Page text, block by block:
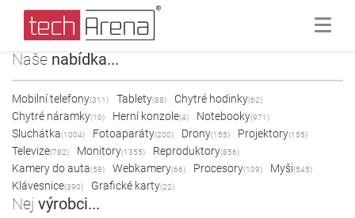
Naše nabídka...
Mobilní telefony(311) Tablety(88) Chytré hodinky(62)
Chytré náramky(10) Herní konzole(4) Notebooky(971)
Sluchátka(1004) Fotoaparáty(200) Drony(155) Projektory(155)
Televize(782) Monitory(1355) Reproduktory(856)
Kamery do auta(58) Webkamery(66) Procesory(109) Myši(545)
Klávesnice(390) Grafické karty(22)
Nej výrobci...